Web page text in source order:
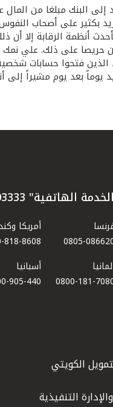
البنك مبلغا من
بكثير على أصحاب
الرقابة إلا أن
حريصا على ذلك. علي
فتحوا حسابات
لهذه الأرض يزيد يوماً
0805-
أمريكا
818-8608
0800-181-
أسبانيا
905-440
الكويتي
التنفيذية